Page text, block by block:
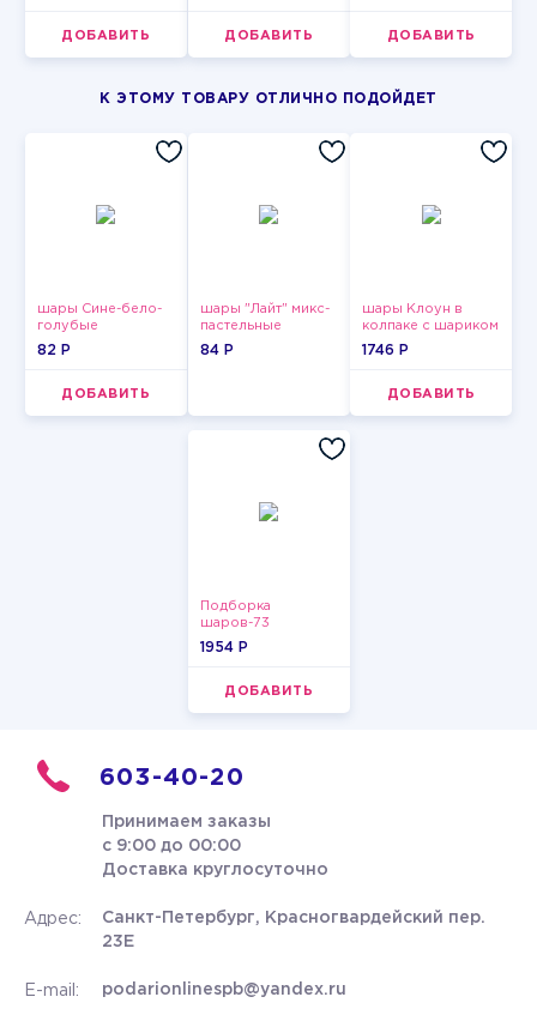
ДОБАВИТЬ ДОБАВИТЬ ДОБАВИТЬ
К ЭТОМУ ТОВАРУ ОТЛИЧНО ПОДОЙДЕТ
шары Сине-бело-
голубые
пастельные
82 P
ДОБАВИТЬ
шары "Лайт" микс-
пастельные
84 P
шары Клоун в
колпаке с шариком
1746 P
ДОБАВИТЬ
Подборка
шаров-73
1954 P
ДОБАВИТЬ
603-40-20
Принимаем заказы
с 9:00 до 00:00
Доставка круглосуточно
Адрес:
Санкт-Петербург, Красногвардейский пер.
23Е
E-mail: podarionlinespb@yandex.ru